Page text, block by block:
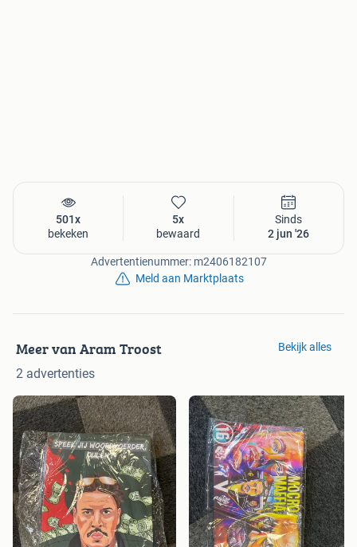
501x
bekeken
5x
bewaard
Sinds
2 jun '26
Advertentienummer: m2406182107
Meld aan Marktplaats
Meer van Aram Troost
2 advertenties
Bekijk alles